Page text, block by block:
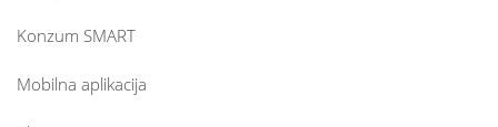
Konzum SMART
Mobilna aplikacija